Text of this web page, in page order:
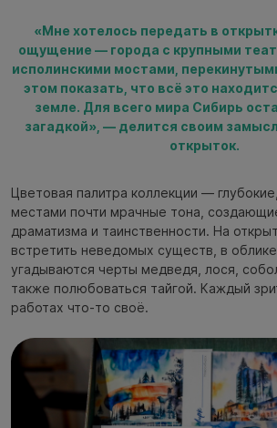
«Мне хотелось передать в
ощущение — города с крупными
исполинскими мостами,
этом показать, что всё это
земле. Для всего мира Сибирь
загадкой», — делится своим
открыток.
Цветовая палитра коллекции —
местами почти мрачные тона,
драматизма и таинственности. На
встретить неведомых существ, в
угадываются черты медведя, лося,
также полюбоваться тайгой. Каждый
работах что-то своё.